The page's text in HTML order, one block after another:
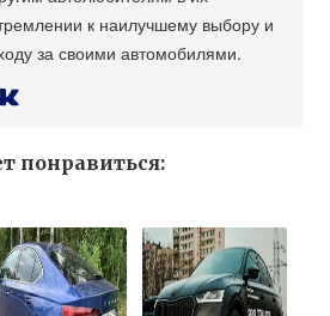
к наилучшему выбору и
за своими автомобилями.
понравиться: